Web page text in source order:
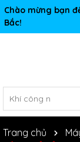
Chào mừng bạn
Bắc!
Trang chủ